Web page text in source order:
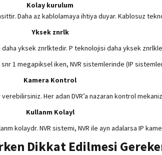
Kolay kurulum
Daha az kablolamaya ihtiya duyar. Kablosuz
Yksek znrlk
yksek znrlktedir. P teknolojisi daha yksek
1 megapiksel iken, NVR sistemlerinde (IP
Kamera Kontrol
Her adan DVR’a nazaran kontrol
Kullanm Kolayl
kolaydr. NVR sistemi, NVR ile ayn adalarsa IP
Dikkat Edilmesi